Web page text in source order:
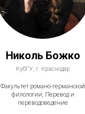
Николь Божко
КубГУ, г. Краснодар
Факультет романо-германской
филологии, Перевод и
переводоведение